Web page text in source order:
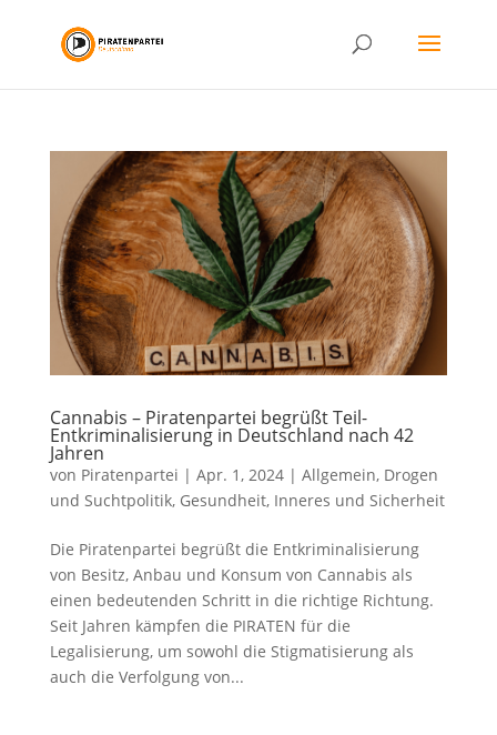
Cannabis – Piratenpartei begrüßt Teil-
Entkriminalisierung in Deutschland nach 42
Jahren
von Piratenpartei | Apr. 1, 2024| Allgemein, Drogen
und Suchtpolitik, Gesundheit, Inneres und Sicherheit
Die Piratenpartei begrüßt die Entkriminalisierung
von Besitz, Anbau und Konsum von Cannabis als
einen bedeutenden Schritt in die richtige Richtung.
Seit Jahren kämpfen die PIRATEN für die
Legalisierung, um sowohl die Stigmatisierung als
auch die Verfolgung von...